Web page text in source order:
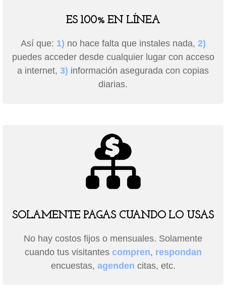
ES 100% EN LÍNEA
Así que: 1) no hace falta que instales nada, 2)
puedes acceder desde cualquier lugar con acceso
a internet, 3) información asegurada con copias
diarias.
SOLAMENTE PAGAS CUANDO LO USAS
No hay costos fijos o mensuales. Solamente
cuando tus visitantes compren, respondan
encuestas, agenden citas, etc.